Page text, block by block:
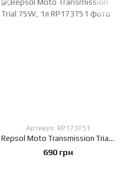
Артикул: RP173T51
Repsol Moto Transmission Trial 75W, 1л
690 грн